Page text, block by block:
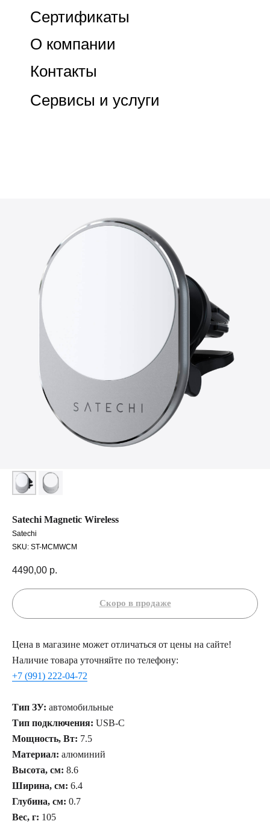
Контакты
О компании
Сертификаты
Сервисы и услуги
Satechi Magnetic Wireless
Satechi
SKU: ST-MCMWCM
4490,00 р.
Цена в магазине может отличаться от цены на сайте!
Наличие товара уточняйте по телефону:
+7 (991) 222-04-72
Тип ЗУ: автомобильные
Тип подключения: USB-C
Мощность, Вт: 7.5
Материал: алюминий
Высота, см: 8.6
Ширина, см: 6.4
Глубина, см: 0.7
Вес, г: 105